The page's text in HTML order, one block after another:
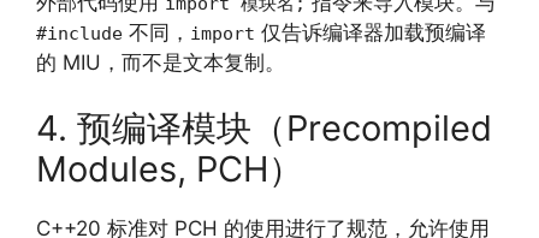
#include 不同， import 仅告诉编译器加载预编译
的 MIU，而不是文本复制。
4. 预编译模块（Precompiled
Modules, PCH）
C++20 标准对 PCH 的使用进行了规范，允许使用